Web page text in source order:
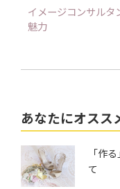
イメージコンサルタ
魅力
あなたにオスス
「作
て